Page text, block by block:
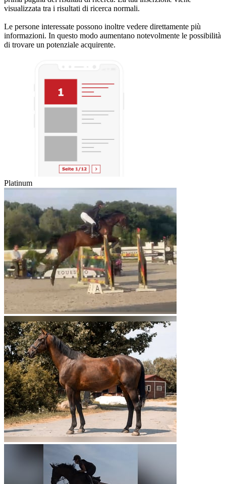
visualizzata tra i risultati di ricerca normali.
Le persone interessate possono inoltre vedere direttamente più
informazioni. In questo modo aumentano notevolmente le possibilità
di trovare un potenziale acquirente.
Platinum